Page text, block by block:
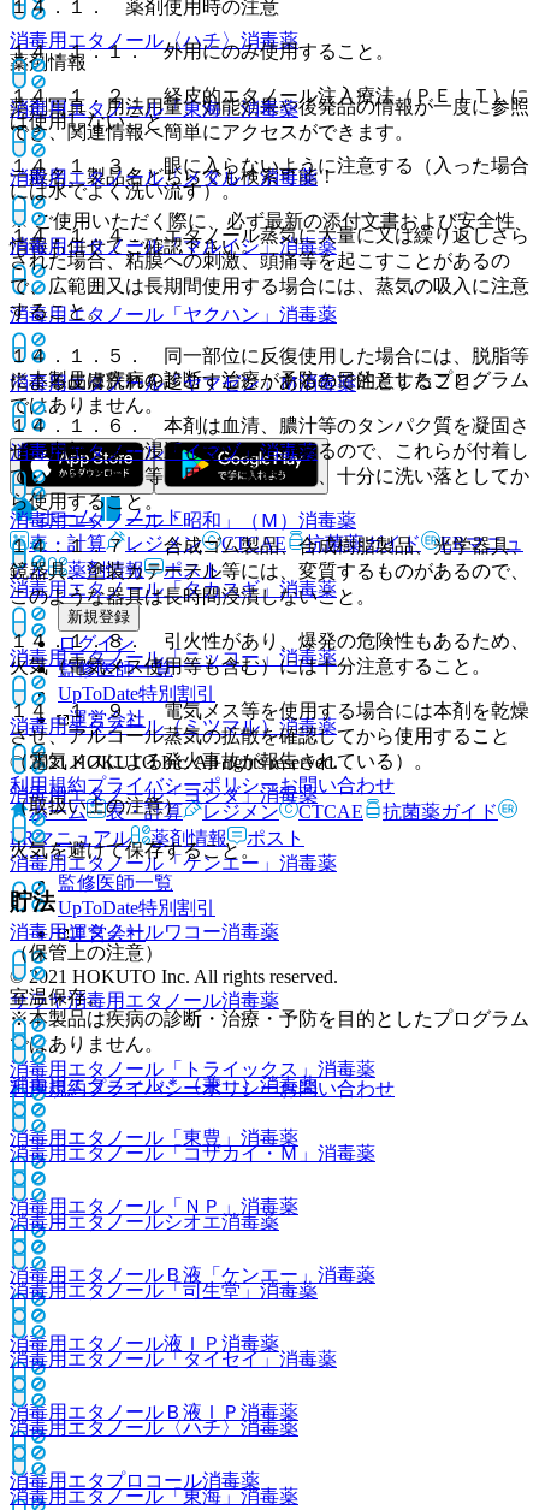
消毒用エタノール〈ハチ〉 消毒薬
消毒用エタノール「東海」消毒薬
消毒用エタノール「メタル」消毒薬
消毒用エタノール「マルイシ」消毒薬
消毒用エタノール「ヤクハン」 消毒薬
消毒用エタノール「ヤマゼン」Ｍ消毒薬
消毒用エタノール「イマヅ」消毒薬
消毒用エタノール「昭和」（Ｍ） 消毒薬
消毒用エタノール「タカスギ」 消毒薬
消毒用エタノール「ニッコー」 消毒薬
消毒用エタノール（ミツマル） 消毒薬
消毒用エタノール「ヨシダ」消毒薬
消毒用エタノール「ケンエー」 消毒薬
消毒用エタノールワコー消毒薬
サラヤ消毒用エタノール消毒薬
消毒用エタノール「トライックス」 消毒薬
消毒用エタノール「東豊」 消毒薬
消毒用エタノール「ＮＰ」 消毒薬
消毒用エタノールＢ液「ケンエー」 消毒薬
消毒用エタノール液ＩＰ 消毒薬
消毒用エタノールＢ液ＩＰ 消毒薬
消毒用エタプロコール消毒薬
１４．１． 薬剤使用時の注意
１４．１．１． 外用にのみ使用すること。
１４．１．２． 経皮的エタノール注入療法（ＰＥＩＴ）に
は使用しないこと。
１４．１．３． 眼に入らないように注意する（入った場合
には水でよく洗い流す）。
１４．１．４． エタノール蒸気に大量に又は繰り返しさら
された場合、粘膜への刺激、頭痛等を起こすことがあるの
で、広範囲又は長期間使用する場合には、蒸気の吸入に注意
すること。
１４．１．５． 同一部位に反復使用した場合には、脱脂等
による皮膚荒れを起こすことがあるので注意すること。
１４．１．６． 本剤は血清、膿汁等のタンパク質を凝固さ
せ、内部にまで浸透しないことがあるので、これらが付着し
ている医療機器等に用いる場合には、十分に洗い落としてか
ら使用すること。
１４．１．７． 合成ゴム製品、合成樹脂製品、光学器具、
鏡器具、塗装カテーテル等には、変質するものがあるので、
このような器具は長時間浸漬しないこと。
１４．１．８． 引火性があり、爆発の危険性もあるため、
火気（電気メス使用等も含む）には十分注意すること。
１４．１．９． 電気メス等を使用する場合には本剤を乾燥
させ、アルコール蒸気の拡散を確認してから使用すること
（電気メスによる発火事故が報告されている）。
（取扱い上の注意）
火気を避けて保存すること。
貯法
（保管上の注意）
室温保存。
消毒用エタノール＊（兼一）消毒薬
消毒用エタノール「コザカイ・Ｍ」 消毒薬
消毒用エタノールシオエ消毒薬
消毒用エタノール「司生堂」消毒薬
消毒用エタノール「タイセイ」消毒薬
消毒用エタノール〈ハチ〉消毒薬
消毒用エタノール「東海」消毒薬
薬剤情報
薬剤写真、用法用量、効能効果や後発品の情報が一度に参照
でき、関連情報へ簡単にアクセスができます。
一般名、製品名どちらでも検索可能！
※ ご使用いただく際に、必ず最新の添付文書および安全性
情報も併せてご確認下さい。
※本製品は疾病の診断・治療・予防を目的としたプログラム
ではありません。
ホーム
ノート
表・計算
レジメン CTCAE 抗菌薬ガイド
ERマニュ
アル
薬剤情報 ポスト
新規登録
ログイン
監修医師一覧
UpToDate特別割引
運営会社
© 2021 HOKUTO Inc. All rights reserved.
利用規約プライバシーポリシーお問い合わせ
ホーム
表・計算 レジメン CTCAE
抗菌薬ガイド
ERマニュアル
薬剤情報 ポスト
監修医師一覧
UpToDate特別割引
運営会社
© 2021 HOKUTO Inc. All rights reserved.
※本製品は疾病の診断・治療・予防を目的としたプログラム
ではありません。
利用規約プライバシーポリシーお問い合わせ